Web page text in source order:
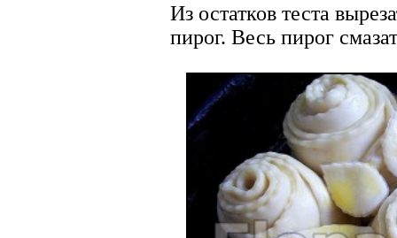
Из остатков теста
пирог. Весь пирог